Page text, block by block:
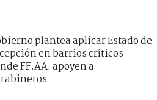
plantea aplicar Estado de
en barrios críticos
FF.AA. apoyen a